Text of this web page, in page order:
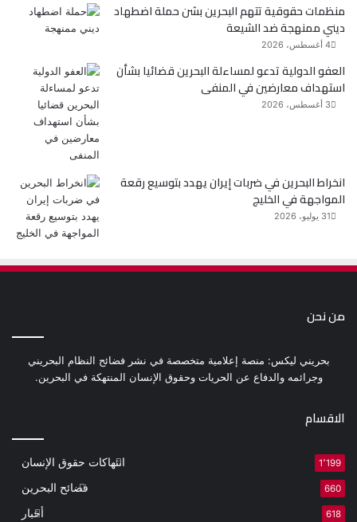
منظمات حقوقية تتهم البحرين بشن حملة اضطهاد
ديني ممنهجة ضد الشيعة
4 أغسطس، 2026
العفو الدولية تدعو لمساءلة البحرين قضائيا بشأن
استهداف معارضين في المنفى
3 أغسطس، 2026
انخراط البحرين في ضربات إيران يهدد بتوسيع رقعة
المواجهة في الخليج
31 يوليو، 2026
من نحن
بحريني ليكس: منصة إعلامية متخصصة في نشر فضائح النظام البحريني
وجرائمه والدفاع عن الحريات وحقوق الإنسان المنتهكة في البحرين.
الاقسام
انتهاكات حقوق الإنسان 1٬199
فضائح البحرين 660
أخبار 618